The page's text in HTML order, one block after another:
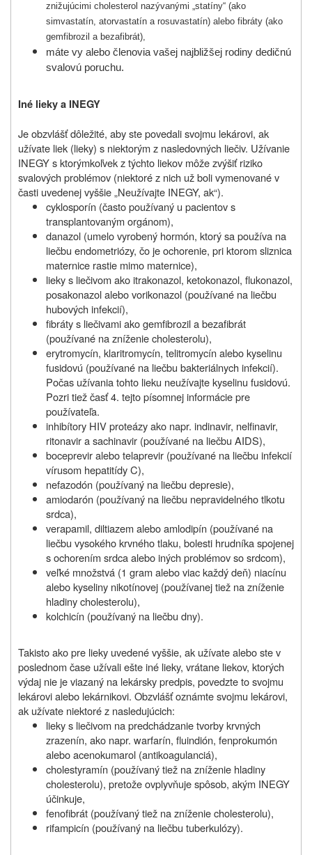
znižujúcimi cholesterol nazývanými „statíny“ (ako
simvastatín, atorvastatín a rosuvastatín) alebo fibráty (ako
gemfibrozil a bezafibrát),
máte vy alebo členovia vašej najbližšej rodiny dedičnú
svalovú poruchu.
Iné lieky a INEGY
Je obzvlášť dôležité, aby ste povedali svojmu lekárovi, ak
užívate liek (lieky) s niektorým z nasledovných liečiv. Užívanie
INEGY s ktorýmkoľvek z týchto liekov môže zvýšiť riziko
svalových problémov (niektoré z nich už boli vymenované v
časti uvedenej vyššie „Neužívajte INEGY, ak“).
cyklosporín (často používaný u pacientov s
transplantovaným orgánom),
danazol (umelo vyrobený hormón, ktorý sa používa na
liečbu endometriózy, čo je ochorenie, pri ktorom sliznica
maternice rastie mimo maternice),
lieky s liečivom ako itrakonazol, ketokonazol, flukonazol,
posakonazol alebo vorikonazol (používané na liečbu
hubových infekcií),
fibráty s liečivami ako gemfibrozil a bezafibrát
(používané na zníženie cholesterolu),
erytromycín, klaritromycín, telitromycín alebo kyselinu
fusidovú (používané na liečbu bakteriálnych infekcií).
Počas užívania tohto lieku neužívajte kyselinu fusidovú.
Pozri tiež časť 4. tejto písomnej informácie pre
používateľa.
inhibítory HIV proteázy ako napr. indinavir, nelfinavir,
ritonavir a sachinavir (používané na liečbu AIDS),
boceprevir alebo telaprevir (používané na liečbu infekcií
vírusom hepatitídy C),
nefazodón (používaný na liečbu depresie),
amiodarón (používaný na liečbu nepravidelného tlkotu
srdca),
verapamil, diltiazem alebo amlodipín (používané na
liečbu vysokého krvného tlaku, bolesti hrudníka spojenej
s ochorením srdca alebo iných problémov so srdcom),
veľké množstvá (1 gram alebo viac každý deň) niacínu
alebo kyseliny nikotínovej (používanej tiež na zníženie
hladiny cholesterolu),
kolchicín (používaný na liečbu dny).
Takisto ako pre lieky uvedené vyššie, ak užívate alebo ste v
poslednom čase užívali ešte iné lieky, vrátane liekov, ktorých
výdaj nie je viazaný na lekársky predpis, povedzte to svojmu
lekárovi alebo lekárnikovi. Obzvlášť oznámte svojmu lekárovi,
ak užívate niektoré z nasledujúcich:
lieky s liečivom na predchádzanie tvorby krvných
zrazenín, ako napr. warfarín, fluindión, fenprokumón
alebo acenokumarol (antikoagulanciá),
cholestyramín (používaný tiež na zníženie hladiny
cholesterolu), pretože ovplyvňuje spôsob, akým INEGY
účinkuje,
fenofibrát (používaný tiež na zníženie cholesterolu),
rifampicín (používaný na liečbu tuberkulózy).